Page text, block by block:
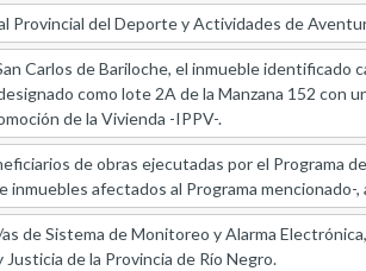
Provincial del Deporte y Actividades de
Carlos de Bariloche, el inmueble
como lote 2A de la Manzana 152 con
de la Vivienda -IPPV-.
de obras ejecutadas por el Programa
afectados al Programa mencionado-,
de Sistema de Monitoreo y Alarma
de la Provincia de Río Negro.